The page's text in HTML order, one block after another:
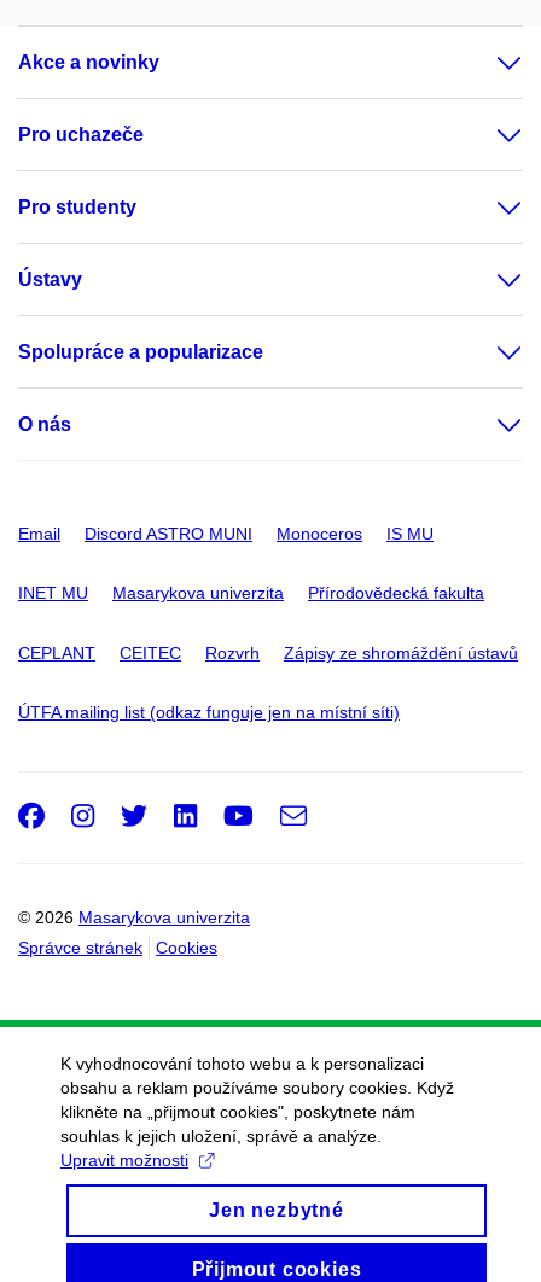
Akce a novinky
Pro uchazeče
Pro studenty
Ústavy
Spolupráce a popularizace
O nás
Email Discord ASTRO MUNI Monoceros IS MU
INET MU Masarykova univerzita Přírodovědecká fakulta
CEPLANT CEITEC Rozvrh Zápisy ze shromáždění ústavů
ÚTFA mailing list (odkaz funguje jen na místní síti)
© 2026 Masarykova univerzita
Správce stránek
Cookies
Facebook
Instagram
Twitter
LinkedIn
Youtube
e-
K vyhodnocování tohoto webu a k personalizaci
obsahu a reklam používáme soubory cookies. Když
klikněte na „přijmout cookies", poskytnete nám
souhlas k jejich uložení, správě a analýze.
Upravit možnosti
Jen nezbytné
Přijmout cookies